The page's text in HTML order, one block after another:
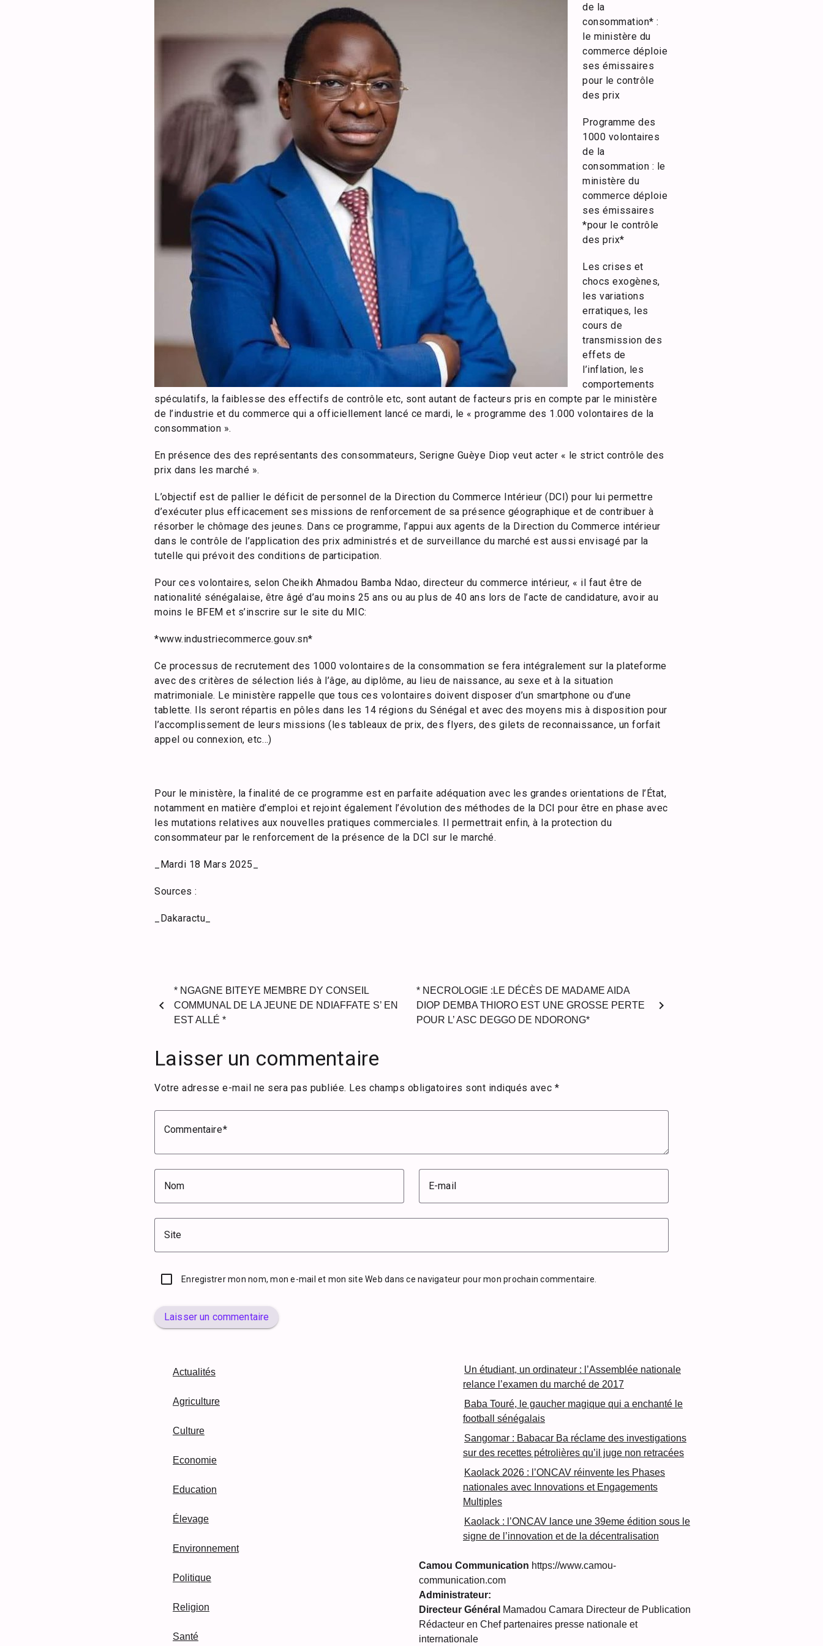
de la
consommation* :
le ministère du
commerce déploie
ses émissaires
pour le contrôle
des prix
Programme des
1000 volontaires
de la
consommation : le
ministère du
commerce déploie
ses émissaires
*pour le contrôle
des prix*
Les crises et
chocs exogènes,
les variations
erratiques, les
cours de
transmission des
effets de
l’inflation, les
comportements
spéculatifs, la faiblesse des effectifs de contrôle etc, sont autant de facteurs pris en compte par le ministère
de l’industrie et du commerce qui a officiellement lancé ce mardi, le « programme des 1.000 volontaires de la
consommation ».
En présence des des représentants des consommateurs, Serigne Guèye Diop veut acter « le strict contrôle des
prix dans les marché ».
L’objectif est de pallier le déficit de personnel de la Direction du Commerce Intérieur (DCI) pour lui permettre
d’exécuter plus efficacement ses missions de renforcement de sa présence géographique et de contribuer à
résorber le chômage des jeunes. Dans ce programme, l’appui aux agents de la Direction du Commerce intérieur
dans le contrôle de l’application des prix administrés et de surveillance du marché est aussi envisagé par la
tutelle qui prévoit des conditions de participation.
Pour ces volontaires, selon Cheikh Ahmadou Bamba Ndao, directeur du commerce intérieur, « il faut être de
nationalité sénégalaise, être âgé d’au moins 25 ans ou au plus de 40 ans lors de l’acte de candidature, avoir au
moins le BFEM et s’inscrire sur le site du MIC:
*www.industriecommerce.gouv.sn*
Ce processus de recrutement des 1000 volontaires de la consommation se fera intégralement sur la plateforme
avec des critères de sélection liés à l’âge, au diplôme, au lieu de naissance, au sexe et à la situation
matrimoniale. Le ministère rappelle que tous ces volontaires doivent disposer d’un smartphone ou d’une
tablette. Ils seront répartis en pôles dans les 14 régions du Sénégal et avec des moyens mis à disposition pour
l’accomplissement de leurs missions (les tableaux de prix, des flyers, des gilets de reconnaissance, un forfait
appel ou connexion, etc…)
Pour le ministère, la finalité de ce programme est en parfaite adéquation avec les grandes orientations de l’État,
notamment en matière d’emploi et rejoint également l’évolution des méthodes de la DCI pour être en phase avec
les mutations relatives aux nouvelles pratiques commerciales. Il permettrait enfin, à la protection du
consommateur par le renforcement de la présence de la DCI sur le marché.
_Mardi 18 Mars 2025_
Sources :
_Dakaractu_
chevron_left
* NGAGNE BITEYE MEMBRE DY CONSEIL
COMMUNAL DE LA JEUNE DE NDIAFFATE S’ EN
EST ALLÉ *
* NECROLOGIE :LE DÉCÈS DE MADAME AIDA
DIOP DEMBA THIORO EST UNE GROSSE PERTE
POUR L’ ASC DEGGO DE NDORONG*
chevron_right
Laisser un commentaire
Votre adresse e-mail ne sera pas publiée. Les champs obligatoires sont indiqués avec *
Commentaire
Nom E-mail
Site
Enregistrer mon nom, mon e-mail et mon site Web dans ce navigateur pour mon prochain commentaire.
Laisser un commentaire
Actualités
Agriculture
Culture
Economie
Education
Élevage
Environnement
Politique
Religion
Santé
Un étudiant, un ordinateur : l’Assemblée nationale
relance l’examen du marché de 2017
Baba Touré, le gaucher magique qui a enchanté le
football sénégalais
Sangomar : Babacar Ba réclame des investigations
sur des recettes pétrolières qu’il juge non retracées
Kaolack 2026 : l’ONCAV réinvente les Phases
nationales avec Innovations et Engagements
Multiples
Kaolack : l’ONCAV lance une 39eme édition sous le
signe de l’innovation et de la décentralisation
Camou Communication https://www.camou-
communication.com
Administrateur:
Directeur Général Mamadou Camara Directeur de Publication
Rédacteur en Chef partenaires presse nationale et
internationale